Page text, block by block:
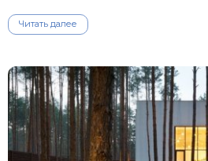
Читать далее